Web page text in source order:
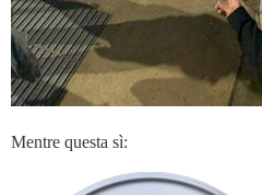
Mentre questa sì: